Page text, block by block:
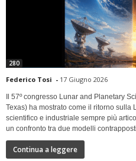
280
Federico Tosi - 17 Giugno 2026
Il 57º congresso Lunar and Planetary
Texas) ha mostrato come il ritorno sulla
scientifico e industriale sempre più
un confronto tra due modelli
Continua a leggere